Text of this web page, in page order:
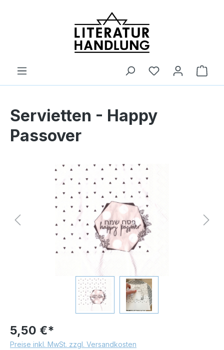
Servietten - Happy
Passover
Bildergalerie überspringen
5,50 €*
Preise inkl. MwSt. zzgl. Versandkosten